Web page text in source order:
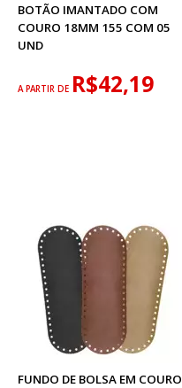
BOTÃO IMANTADO COM
COURO 18MM 155 COM 05
UND
A PARTIR DE R$42,19
FUNDO DE BOLSA EM COURO